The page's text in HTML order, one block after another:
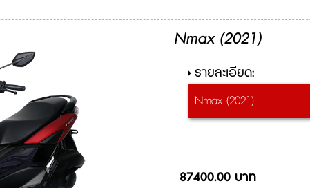
Nmax (2021)
รายละเอียด:
Nmax (2021)
87400.00 บาท